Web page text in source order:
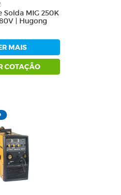
Solda MIG 250K
| Hugong
MAIS
COTAÇÃO